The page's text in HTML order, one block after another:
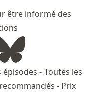
être informé des
épisodes -Toutes les
- Prix